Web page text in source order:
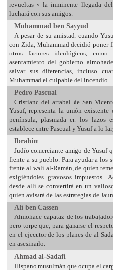
revueltas y la inminente llegada
luchará con sus amigos.
Muhammad ben Sayyud
A pesar de su amistad, cuando
con Zida, Muhammad decidió poner
otros factores ideológicos,
asentamiento del gobierno
salvar sus diferencias, incluso
Muhammad el culpable del incendio.
Pedro Pascual
Cristiano del arrabal de San
Yusuf, representa la unión
península, plasmada en los lazos
establece entre Pascual y Yusuf a lo
Ibrahim
Judío comerciante amigo de Yusuf
frente a su pueblo. Para ayudar a los
frente al walí al-Ramán, de quien
exigiéndoles gravosos impuestos.
desde allí se convertirá en un
quien avisará de las estrategias de
Alí ben Cassen
Almohade capataz de los
pero torpe que, para ganarse el
en el ejecutor de los planes de al-
en asesinarlo.
Ahmad al-Sadafi
Hispano musulmán que ocupa el